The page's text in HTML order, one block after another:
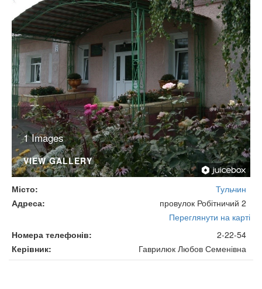
1 Images
VIEW GALLERY
Місто
Тульчин
Адреса
провулок Робітничий 2
Переглянути на карті
Номера телефонів
2-22-54
Керівник
Гаврилюк Любов Семенівна